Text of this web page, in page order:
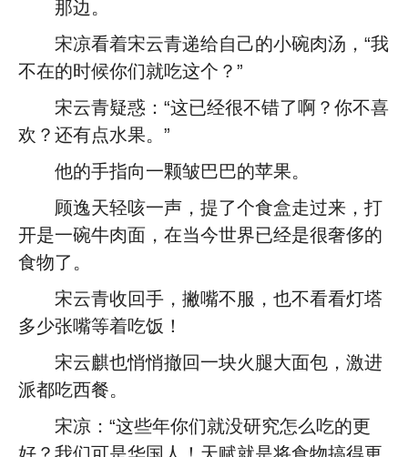
那边。
宋凉看着宋云青递给自己的小碗肉汤，“我
不在的时候你们就吃这个？”
宋云青疑惑：“这已经很不错了啊？你不喜
欢？还有点水果。”
他的手指向一颗皱巴巴的苹果。
顾逸天轻咳一声，提了个食盒走过来，打
开是一碗牛肉面，在当今世界已经是很奢侈的
食物了。
宋云青收回手，撇嘴不服，也不看看灯塔
多少张嘴等着吃饭！
宋云麒也悄悄撤回一块火腿大面包，激进
派都吃西餐。
宋凉：“这些年你们就没研究怎么吃的更